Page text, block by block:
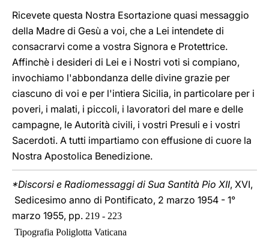
Ricevete questa Nostra Esortazione quasi messaggio
della Madre di Gesù a voi, che a Lei intendete di
consacrarvi come a vostra Signora e Protettrice.
Affinchè i desideri di Lei e i Nostri voti si compiano,
invochiamo l'abbondanza delle divine grazie per
ciascuno di voi e per l'intiera Sicilia, in particolare per i
poveri, i malati, i piccoli, i lavoratori del mare e delle
campagne, le Autorità civili, i vostri Presuli e i vostri
Sacerdoti. A tutti impartiamo con effusione di cuore la
Nostra Apostolica Benedizione.
*Discorsi e Radiomessaggi di Sua Santità Pio XII, XVI,
Sedicesimo anno di Pontificato, 2 marzo 1954 - 1°
marzo 1955, pp. 219 - 223
Tipografia Poliglotta Vaticana